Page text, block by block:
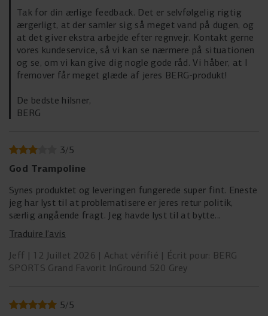
Tak for din ærlige feedback. Det er selvfølgelig rigtig
ærgerligt, at der samler sig så meget vand på dugen, og
at det giver ekstra arbejde efter regnvejr. Kontakt gerne
vores kundeservice, så vi kan se nærmere på situationen
og se, om vi kan give dig nogle gode råd. Vi håber, at I
fremover får meget glæde af jeres BERG-produkt!
De bedste hilsner,
BERG
3/5
God Trampoline
Synes produktet og leveringen fungerede super fint. Eneste
jeg har lyst til at problematisere er jeres retur politik,
særlig angående fragt. Jeg havde lyst til at bytte
jeg selv måtte stå for fragt af den over 80kg tung
trampolin tilbage til Holland ga jeg op. Som privatperson
har man ikke chance at finde en overkommelig aftale på
men Berg kunne sagtens hjælpe kunderne med en god
Traduire l’avis
Jeff
12 Juillet 2026 Achat vérifié
Écrit pour: BERG
SPORTS Grand Favorit InGround 520 Grey
5/5